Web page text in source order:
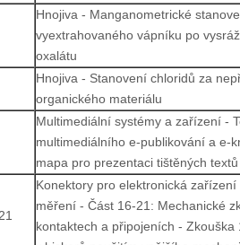
Hnojiva - Manganometrické
vyextrahovaného vápníku po
oxalátu
Hnojiva - Stanovení chloridů za
organického materiálu
Multimediální systémy a zařízení -
multimediálního e-publikování a e-
mapa pro prezentaci tištěných textů
Konektory pro elektronická
měření - Část 16-21: Mechanické
kontaktech a připojeních - Zkouška